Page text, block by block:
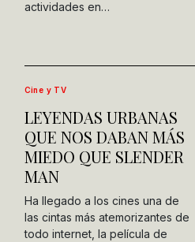
actividades en…
Cine y TV
LEYENDAS URBANAS
QUE NOS DABAN MÁS
MIEDO QUE SLENDER
MAN
Ha llegado a los cines una de
las cintas más atemorizantes de
todo internet, la película de